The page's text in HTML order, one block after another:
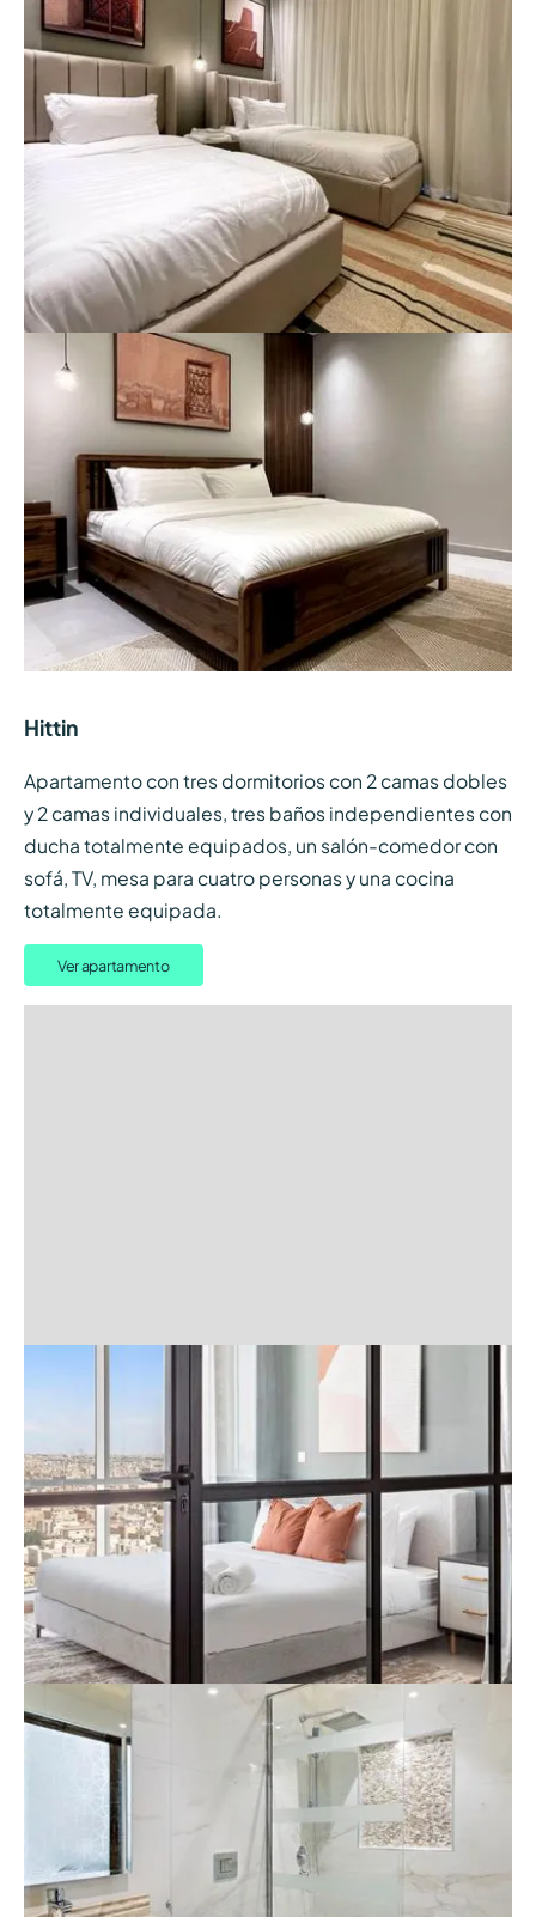
Hittin
Apartamento con tres dormitorios con 2 camas dobles
y 2 camas individuales, tres baños independientes con
ducha totalmente equipados, un salón-comedor con
sofá, TV, mesa para cuatro personas y una cocina
totalmente equipada.
Ver apartamento